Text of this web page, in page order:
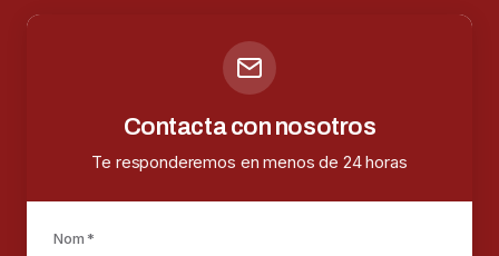
Contacta con nosotros
Te responderemos en menos de 24 horas
Nom *